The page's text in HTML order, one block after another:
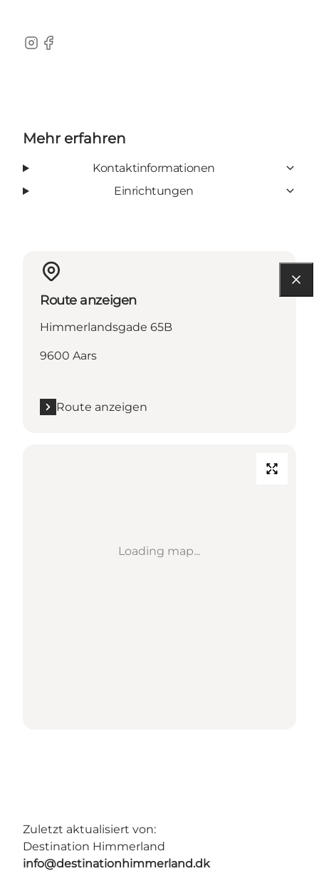
Instagram
Facebook
Mehr erfahren
Kontaktinformationen
Einrichtungen
Route anzeigen
Himmerlandsgade 65B
9600 Aars
Route anzeigen
Loading map...
Zuletzt aktualisiert von:
Destination Himmerland
info@destinationhimmerland.dk